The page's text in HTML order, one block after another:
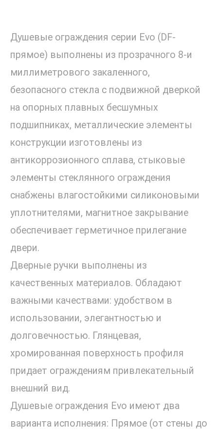
Душевые ограждения серии Evo (DF-
прямое) выполнены из прозрачного 8-и
миллиметрового закаленного,
безопасного стекла с подвижной дверкой
на опорных плавных бесшумных
подшипниках, металлические элементы
конструкции изготовлены из
антикоррозионного сплава, стыковые
элементы стеклянного ограждения
снабжены влагостойкими силиконовыми
уплотнителями, магнитное закрывание
обеспечивает герметичное прилегание
двери.
Дверные ручки выполнены из
качественных материалов. Обладают
важными качествами: удобством в
использовании, элегантностью и
долговечностью. Глянцевая,
хромированная поверхность профиля
придает ограждениям привлекательный
внешний вид.
Душевые ограждения Evo имеют два
варианта исполнения: Прямое (от стены до